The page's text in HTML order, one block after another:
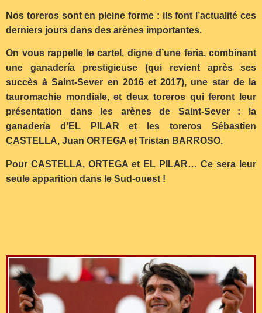
Nos toreros sont en pleine forme : ils font l’actualité ces
derniers jours dans des arènes importantes.
On vous rappelle le cartel, digne d’une feria, combinant
une ganadería prestigieuse (qui revient après ses
succès à Saint-Sever en 2016 et 2017), une star de la
tauromachie mondiale, et deux toreros qui feront leur
présentation dans les arènes de Saint-Sever : la
ganadería d’EL PILAR et les toreros Sébastien
CASTELLA, Juan ORTEGA et Tristan BARROSO.
Pour CASTELLA, ORTEGA et EL PILAR… Ce sera leur
seule apparition dans le Sud-ouest !